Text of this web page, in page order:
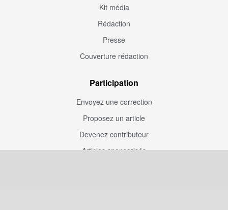
Kit média
Rédaction
Presse
Couverture rédaction
Participation
Envoyez une correction
Proposez un article
Devenez contributeur
Articles sponsorisés